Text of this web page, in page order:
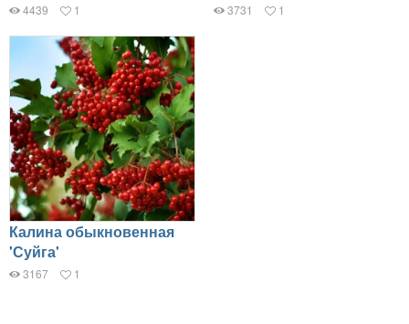
4439 1 3731 1
Калина обыкновенная
'Суйга'
3167 1